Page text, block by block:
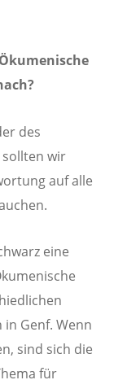
des
sollten wir
auf alle
eine
Genf. Wenn
sind sich die
für